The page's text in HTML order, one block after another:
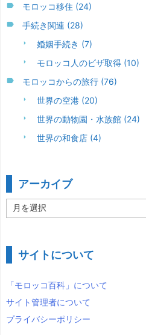
モロッコ移住 (24)
手続き関連 (28)
婚姻手続き (7)
モロッコ人のビザ取得 (10)
モロッコからの旅行 (76)
世界の空港 (20)
世界の動物園・水族館 (24)
世界の和食店 (4)
アーカイブ
ー
サイトについて
「モロッコ百科」について
サイト管理者について
プライバシーポリシー